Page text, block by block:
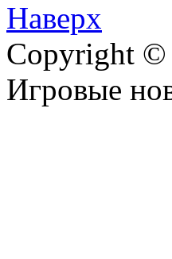
Наверх
Copyright ©
Игровые